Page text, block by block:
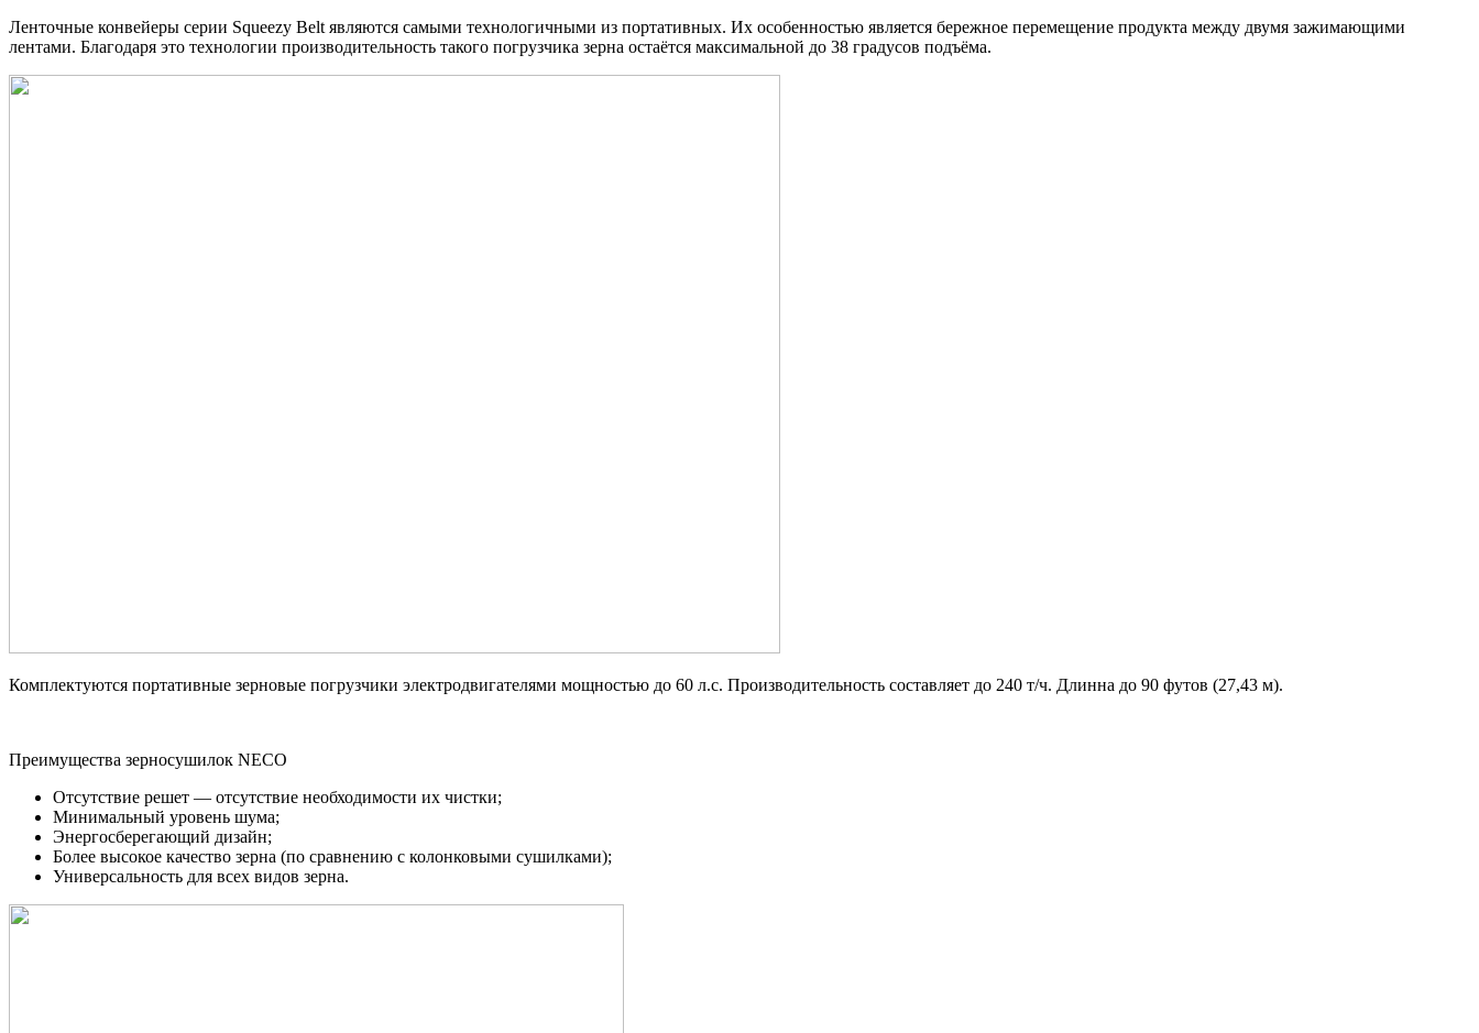
Ленточные конвейеры серии Squeezy Belt являются самыми технологичными из портативных. Их особенностью является бережное перемещение продукта между двумя зажимающими
лентами. Благодаря это технологии производительность такого погрузчика зерна остаётся максимальной до 38 градусов подъёма.
Комплектуются портативные зерновые погрузчики электродвигателями мощностью до 60 л.с. Производительность составляет до 240 т/ч. Длинна до 90 футов (27,43 м).
Преимущества зерносушилок NECO
Отсутствие решет — отсутствие необходимости их чистки;
Минимальный уровень шума;
Энергосберегающий дизайн;
Более высокое качество зерна (по сравнению с колонковыми сушилками);
Универсальность для всех видов зерна.